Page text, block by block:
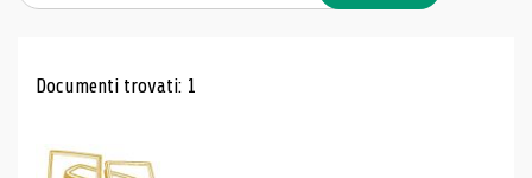
Risultati di ricerca
Documenti trovati: 1